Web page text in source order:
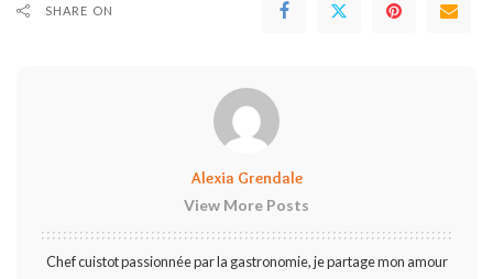
SHARE ON
Alexia Grendale
View More Posts
Chef cuistot passionnée par la gastronomie, je partage mon amour